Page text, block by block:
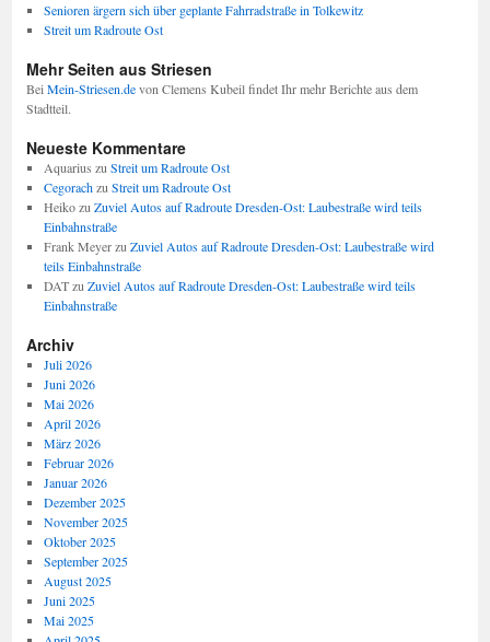
Senioren ärgern sich über geplante Fahrradstraße in Tolkewitz
Streit um Radroute Ost
Mehr Seiten aus Striesen
Bei Mein-Striesen.devon Clemens Kubeil findet Ihr mehr Berichte aus dem
Stadtteil.
Neueste Kommentare
Aquarius zu Streit um Radroute Ost
Cegorachzu Streit um Radroute Ost
Heikozu Zuviel Autos auf Radroute Dresden-Ost: Laubestraße wird teils
Einbahnstraße
Frank Meyerzu Zuviel Autos auf Radroute Dresden-Ost: Laubestraße wird
teils Einbahnstraße
DATzu Zuviel Autos auf Radroute Dresden-Ost: Laubestraße wird teils
Einbahnstraße
Archiv
Juli 2026
Juni 2026
Mai 2026
April 2026
März 2026
Februar 2026
Januar 2026
Dezember 2025
November 2025
Oktober 2025
September 2025
August 2025
Juni 2025
Mai 2025